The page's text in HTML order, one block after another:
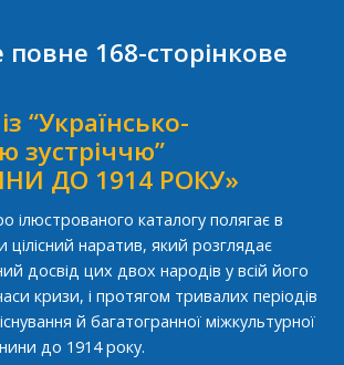
168-сторінкове
“Українсько-
зустріччю”
ДО 1914 РОКУ»
каталогу полягає в
наратив, який розглядає
досвід цих двох народів у всій його
кризи, і протягом тривалих періодів
й багатогранної міжкультурної
до 1914 року.